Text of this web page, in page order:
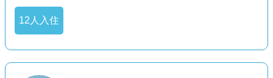
12人入住